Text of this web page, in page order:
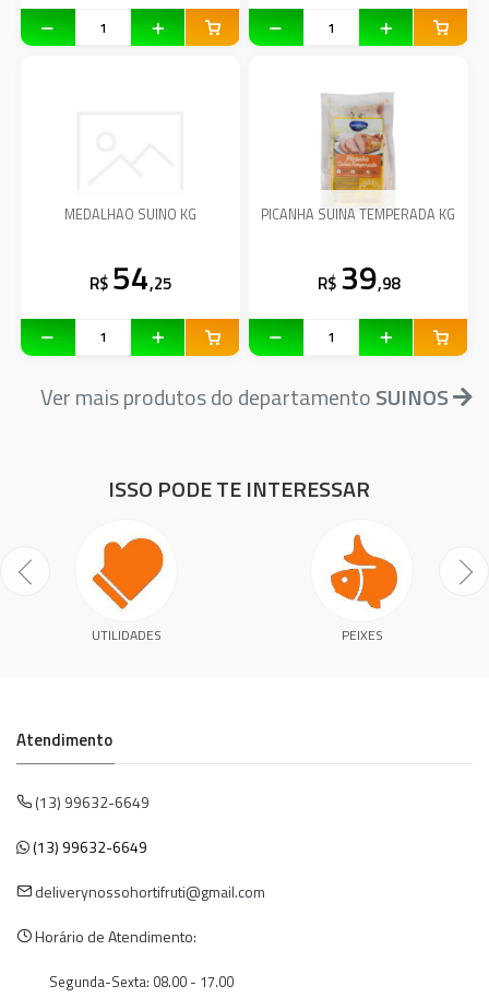
MEDALHAO SUINO KG
R$ 54,25
PICANHA SUINA TEMPERADA KG
R$ 39,98
Ver mais produtos do departamentoSUINOS
ISSO PODE TE INTERESSAR
UTILIDADES PEIXES
Atendimento
(13) 99632-6649
(13) 99632-6649
deliverynossohortifruti@gmail.com
Horário de Atendimento:
Segunda-Sexta: 08.00 - 17.00